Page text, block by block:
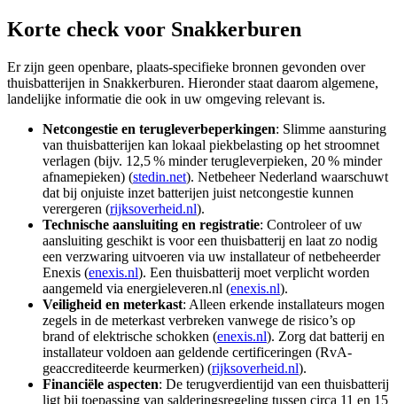
Korte check voor Snakkerburen
Er zijn geen openbare, plaats-specifieke bronnen gevonden over
thuisbatterijen in Snakkerburen. Hieronder staat daarom algemene,
landelijke informatie die ook in uw omgeving relevant is.
Netcongestie en terugleverbeperkingen: Slimme aansturing
van thuisbatterijen kan lokaal piekbelasting op het stroomnet
verlagen (bijv. 12,5 % minder terugleverpieken, 20 % minder
afnamepieken) (stedin.net). Netbeheer Nederland waarschuwt
dat bij onjuiste inzet batterijen juist netcongestie kunnen
verergeren (rijksoverheid.nl).
Technische aansluiting en registratie: Controleer of uw
aansluiting geschikt is voor een thuisbatterij en laat zo nodig
een verzwaring uitvoeren via uw installateur of netbeheerder
Enexis (enexis.nl). Een thuisbatterij moet verplicht worden
aangemeld via energieleveren.nl (enexis.nl).
Veiligheid en meterkast: Alleen erkende installateurs mogen
zegels in de meterkast verbreken vanwege de risico’s op
brand of elektrische schokken (enexis.nl). Zorg dat batterij en
installateur voldoen aan geldende certificeringen (RvA-
geaccrediteerde keurmerken) (rijksoverheid.nl).
Financiële aspecten: De terugverdientijd van een thuisbatterij
ligt bij toepassing van salderingsregeling tussen circa 11 en 15